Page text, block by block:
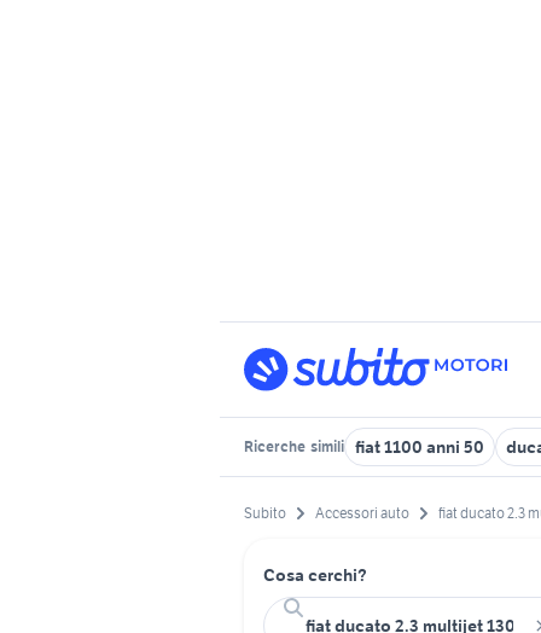
Ricerche simili fiat 1100 anni 50
Subito Accessori auto fiat ducato 2.3
Cosa cerchi?